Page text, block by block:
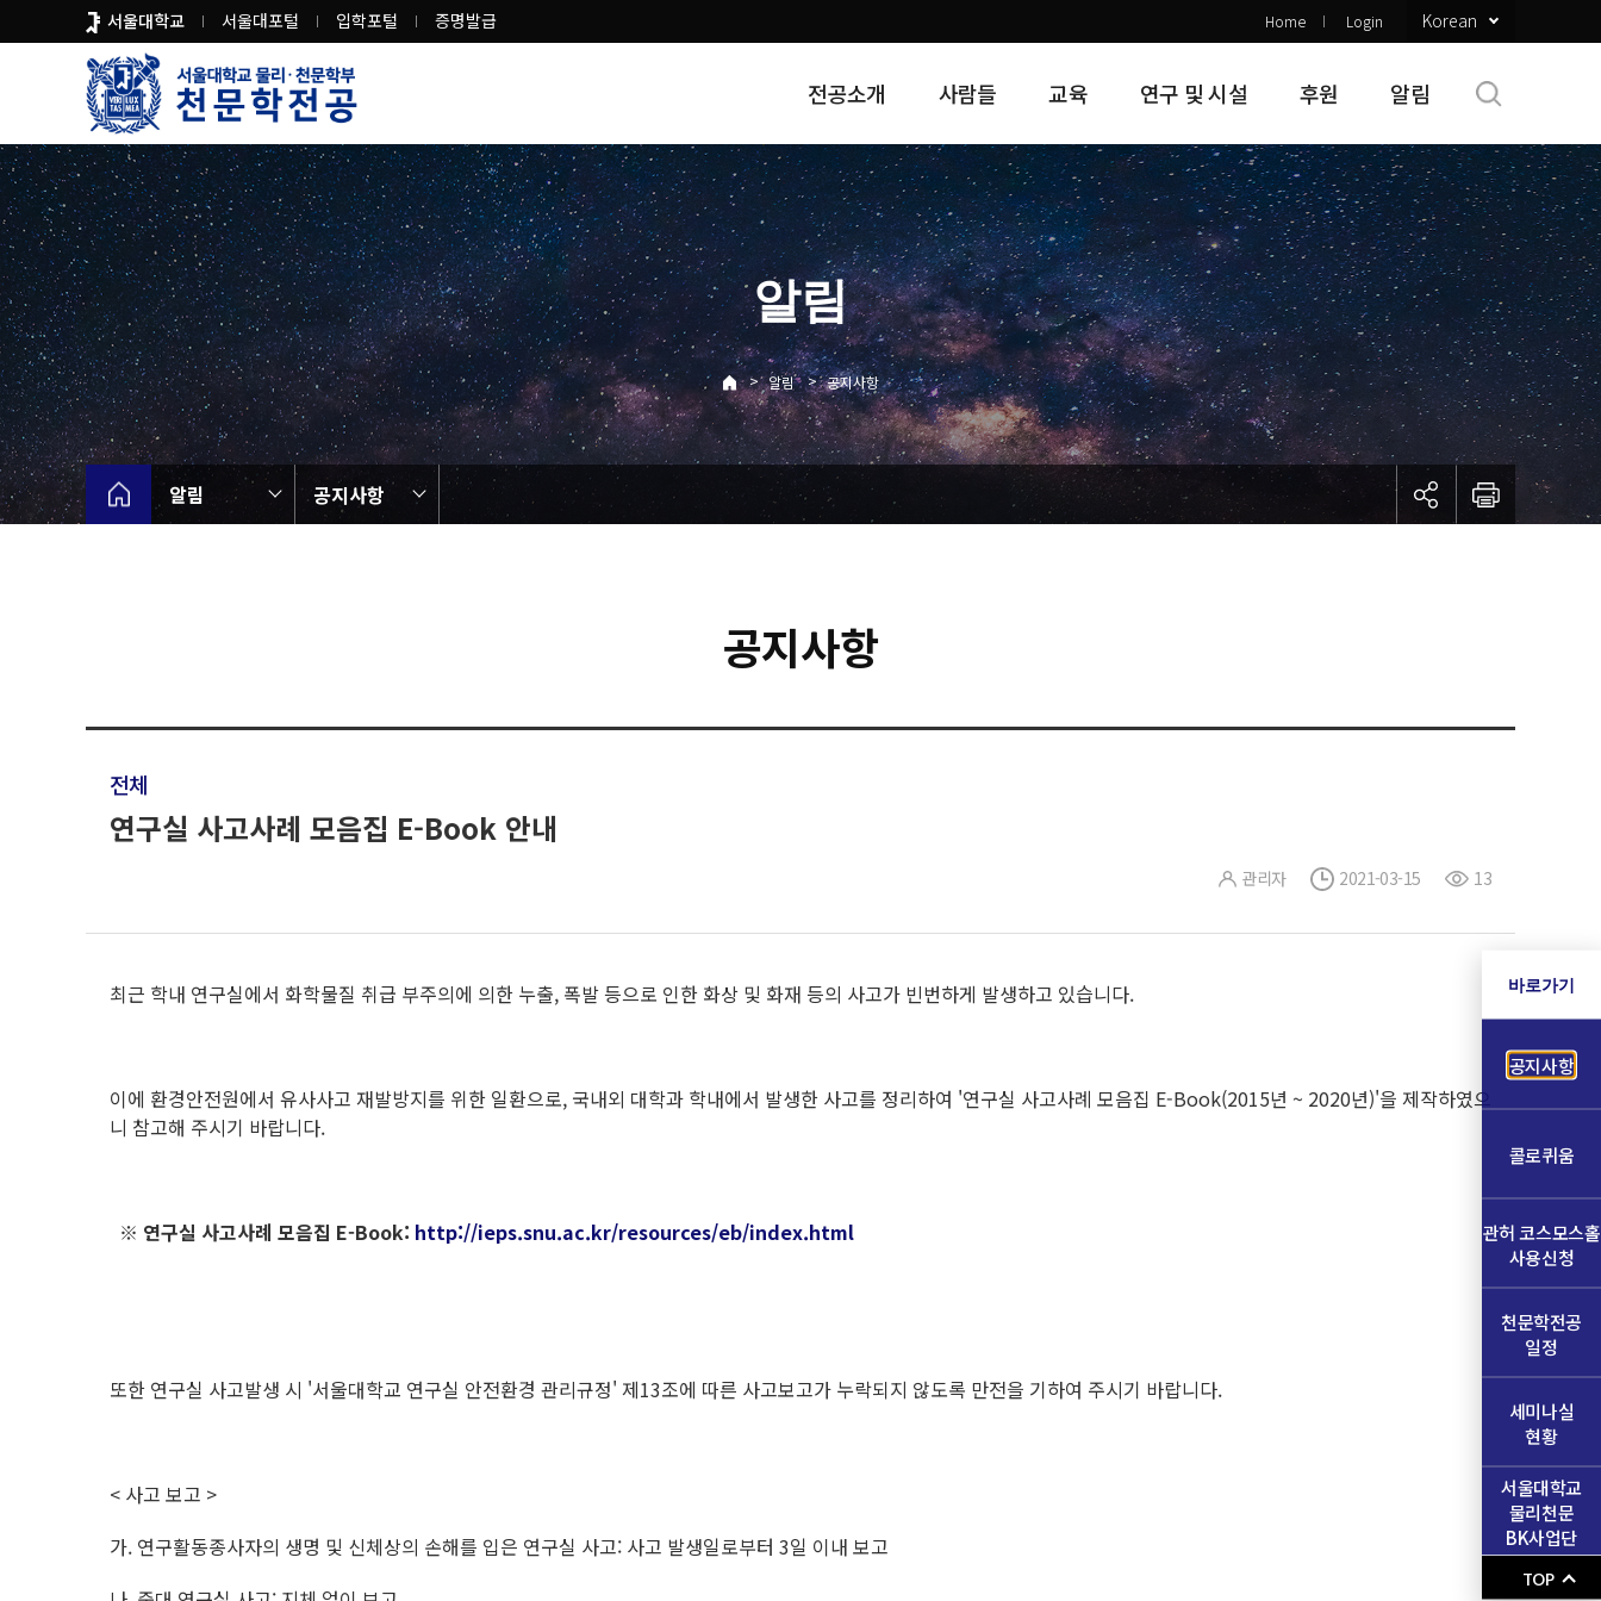
로
뉴
서울대학교 서울대포털 입학포털 증명발급 Home Login Korean
전공소개 사람들 교육 연구 및 시설 후원 알림
알림
> 알림 > 공지사항
알림 공지사항
공지사항
전체
연구실 사고사례 모음집 E-Book 안내
관리자 2021-03-15 13
최근 학내 연구실에서 화학물질 취급 부주의에 의한 누출, 폭발 등으로 인한 화상 및 화재 등의 사고가 빈번하게 발생하고 있습니다.
이에 환경안전원에서 유사사고 재발방지를 위한 일환으로, 국내외 대학과 학내에서 발생한 사고를 정리하여 '연구실 사고사례 모음집 E-Book(2015년 ~ 2020년)'을 제작하였으
니 참고해 주시기 바랍니다.
※ 연구실 사고사례 모음집 E-Book: http://ieps.snu.ac.kr/resources/eb/index.html
또한 연구실 사고발생 시 '서울대학교 연구실 안전환경 관리규정' 제13조에 따른 사고보고가 누락되지 않도록 만전을 기하여 주시기 바랍니다.
< 사고 보고 >
가. 연구활동종사자의 생명 및 신체상의 손해를 입은 연구실 사고: 사고 발생일로부터 3일 이내 보고
바로가기
공지사항
콜로퀴움
관허 코스모스홀
사용신청
천문학전공
일정
세미나실
현황
서울대학교
물리천문
BK사업단
TOP